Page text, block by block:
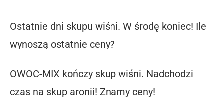
Ostatnie dni skupu wiśni. W środę koniec! Ile
wynoszą ostatnie ceny?
OWOC-MIX kończy skup wiśni. Nadchodzi
czas na skup aronii! Znamy ceny!